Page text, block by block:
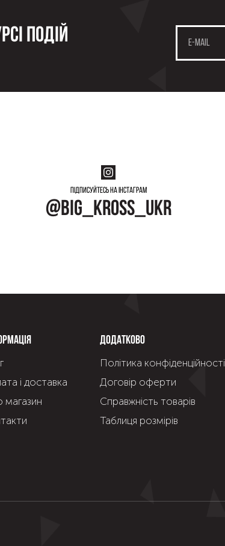
подій
Підписуйтесь на інстаграм
@big_kross_ukr
і доставка
магазин
Додатково
Політика конфіденційності
Договір оферти
Справжнiсть товарiв
Таблиця розмірів